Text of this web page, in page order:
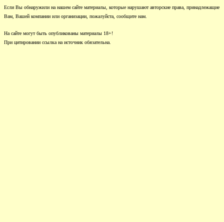
Если Вы обнаружили на нашем сайте материалы, которые нарушают авторские права, принадлежащие
Вам, Вашей компании или организации, пожалуйста, сообщите нам.
На сайте могут быть опубликованы материалы 18+!
При цитировании ссылка на источник обязательна.